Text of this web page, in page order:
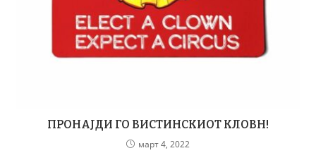
ПРОНАЈДИ ГО ВИСТИНСКИОТ КЛОВН!
март 4, 2022